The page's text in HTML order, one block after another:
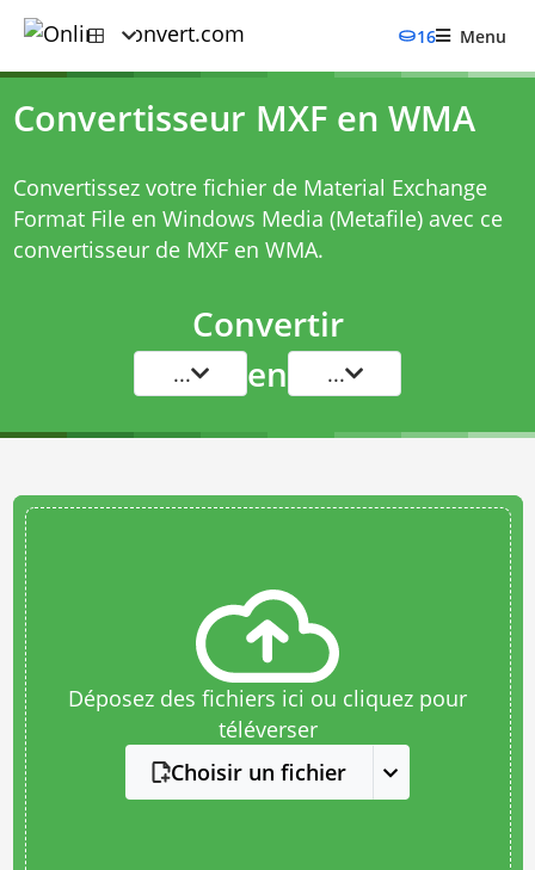
16 Menu
Convertisseur MXF en WMA
Convertissez votre fichier de Material Exchange
Format File en Windows Media (Metafile) avec ce
convertisseur de MXF en WMA.
Convertir
... en ...
Déposez des fichiers ici ou cliquez pour
téléverser
Choisir un fichier